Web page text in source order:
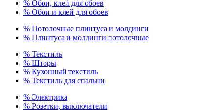
% Обои, клей для обоев
% Обои и клей для обоев
% Потолочные плинтуса и молдинги
% Плинтуса и молдинги потолочные
% Текстиль
% Шторы
% Кухонный текстиль
% Текстиль для спальни
% Электрика
% Розетки, выключатели